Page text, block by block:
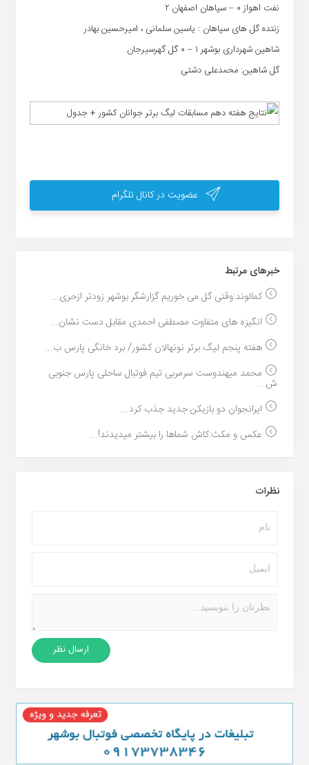
نفت اهواز ۰ – سپاهان اصفهان ۲
زنتده گل های سپاهان : یاسین سلمانی ، امیرحسین بهادر
شاهین شهرداری بوشهر ۱ – ۰ گل گهرسیرجان
گل شاهین: محمدعلی دشتی
عضویت در کانال تلگرام
خبر‌های مرتبط
کمالوند:وقتی گل می خوریم گزارشگر بوشهر زودتر ازحری...
انگیزه های متفاوت مصطفی احمدی مقابل دست نشان...
هفته پنجم لیگ برتر نونهالان کشور/ برد خانگی پارس ب...
محمد میهندوست سرمربی تیم فوتبال ساحلی پارس جنوبی
ش...
ایرانجوان دو بازیکن جدید جذب کرد...
عکس و مکث:کاش شماها را بیشتر میدیدند!...
نظرات